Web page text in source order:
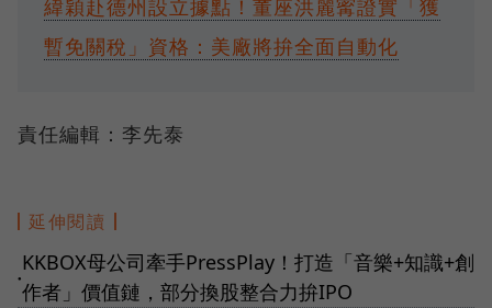
緯穎赴德州設立據點！董座洪麗寗證實「獲
暫免關稅」資格：美廠將拚全面自動化
責任編輯：李先泰
延伸閱讀
●
KKBOX母公司牽手PressPlay！打造「音樂+知識+創
作者」價值鏈，部分換股整合力拚IPO